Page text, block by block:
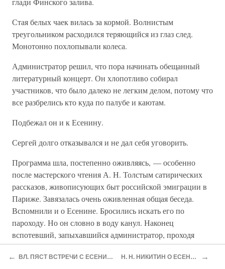
Стая белых чаек вилась за кормой. Волнистым
треугольником расходился теряющийся из глаз след.
Монотонно похлопывали колеса.
Администратор решил, что пора начинать обещанный
литературный концерт. Он хлопотливо собирал
участников, что было далеко не легким делом, потому что
все разбрелись кто куда по палубе и каютам.
Подбежал он и к Есенину.
Сергей долго отказывался и не дал себя уговорить.
Программа шла, постепенно оживляясь, — особенно
после мастерского чтения А. Н. Толстым сатирических
рассказов, живописующих быт российской эмиграции в
Париже. Завязалась очень оживленная общая беседа.
Вспомнили и о Есенине. Бросились искать его по
пароходу. Но он словно в воду канул. Наконец
вспотевший, запыхавшийся администратор, проходя
мимо приподнятой створки матросского кубрика,
услышал звуки баяна и знакомый голос. Заглянув сверху
← ВЛ. ПЯСТ ВСТРЕЧИ С ЕСЕНИНЫМ H. H. НИКИТИН О ЕСЕНИНЕ →